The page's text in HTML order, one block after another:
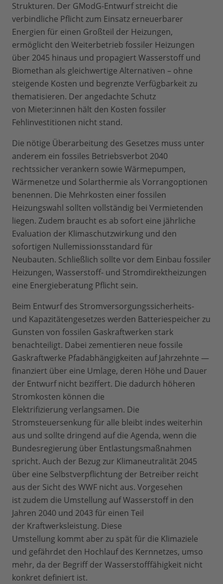
Strukturen. Der GModG-Entwurf streicht die
verbindliche Pflicht zum Einsatz erneuerbarer
Energien für einen Großteil der Heizungen,
ermöglicht den Weiterbetrieb fossiler Heizungen
über 2045 hinaus und propagiert Wasserstoff und
Biomethan als gleichwertige Alternativen – ohne
steigende Kosten und begrenzte Verfügbarkeit zu
thematisieren. Der angedachte Schutz
von Mieter:innen hält den Kosten fossiler
Fehlinvestitionen nicht stand.
Die nötige Überarbeitung des Gesetzes muss unter
anderem ein fossiles Betriebsverbot 2040
rechtssicher verankern sowie Wärmepumpen,
Wärmenetze und Solarthermie als Vorrangoptionen
benennen. Die Mehrkosten einer fossilen
Heizungswahl sollten vollständig bei Vermietenden
liegen. Zudem braucht es ab sofort eine jährliche
Evaluation der Klimaschutzwirkung und den
sofortigen Nullemissionsstandard für
Neubauten. Schließlich sollte vor dem Einbau fossiler
Heizungen, Wasserstoff- und Stromdirektheizungen
eine Energieberatung Pflicht sein.
Beim Entwurf des Stromversorgungssicherheits-
und Kapazitätengesetzes werden Batteriespeicher zu
Gunsten von fossilen Gaskraftwerken stark
benachteiligt. Dabei zementieren neue fossile
Gaskraftwerke Pfadabhängigkeiten auf Jahrzehnte —
finanziert über eine Umlage, deren Höhe und Dauer
der Entwurf nicht beziffert. Die dadurch höheren
Stromkosten können die
Elektrifizierung verlangsamen. Die
Stromsteuersenkung für alle bleibt indes weiterhin
aus und sollte dringend auf die Agenda, wenn die
Bundesregierung über Entlastungsmaßnahmen
spricht. Auch der Bezug zur Klimaneutralität 2045
über eine Selbstverpflichtung der Betreiber reicht
aus der Sicht des WWF nicht aus. Vorgesehen
ist zudem die Umstellung auf Wasserstoff in den
Jahren 2040 und 2043 für einen Teil
der Kraftwerksleistung. Diese
Umstellung kommt aber zu spät für die Klimaziele
und gefährdet den Hochlauf des Kernnetzes, umso
mehr, da der Begriff der Wasserstofffähigkeit nicht
konkret definiert ist.